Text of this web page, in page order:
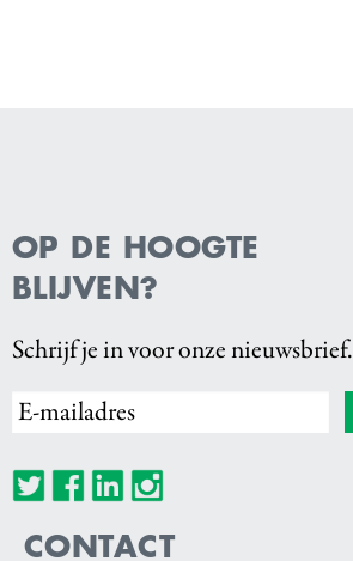
OP DE HOOGTE
BLIJVEN?
Schrijf je in voor onze nieuwsbrief.
CONTACT